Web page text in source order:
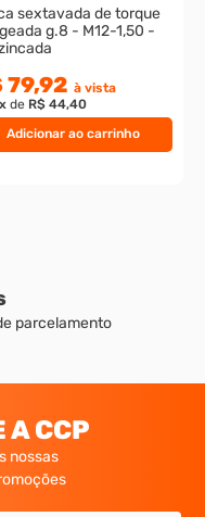
Adicionar ao carrinho
sextavada de torque
g.8 - M12-1,50 -
79,92 à vista
x de R$ 44,40
parcelamento
A CCP
nossas